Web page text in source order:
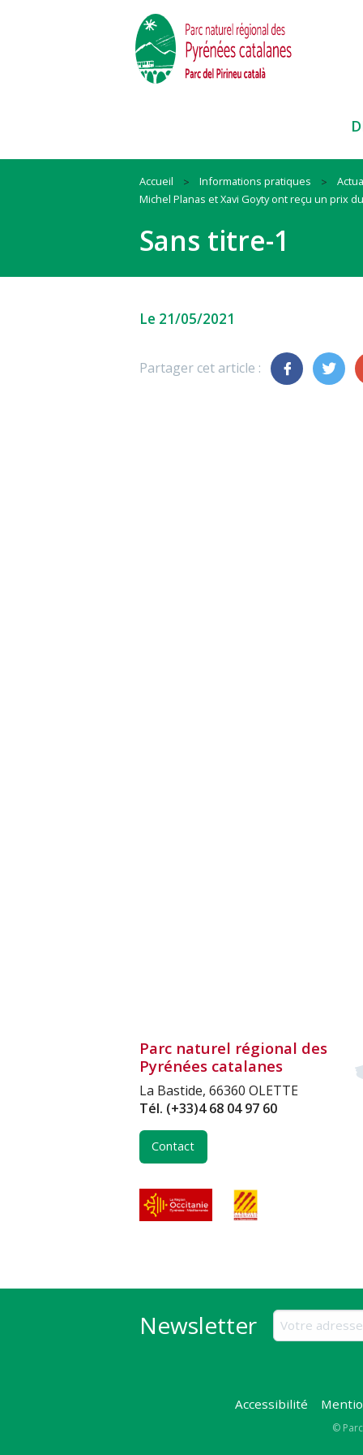
Faune et Flore
Pratiques sportives
naturels
Mobilité
Cadre de vie
#QueLaMontagneEstBelle !
Accueil Informations pratiques
Michel Planas et Xavi Goyty ont reçu un prix
Sans titre-1
Le 21/05/2021
Partager cet article :
Parc naturel régional des
Pyrénées catalanes
La Bastide, 66360 OLETTE
Tél. (+33)4 68 04 97 60
Contact
Newsletter
Accessibilité
©